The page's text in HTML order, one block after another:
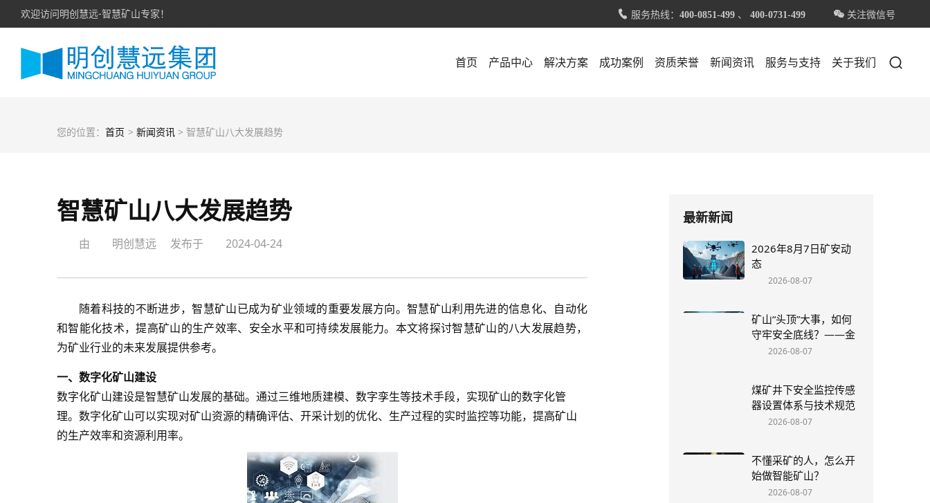
欢迎访问明创慧远-智慧矿山专家！  服务热线： 400-0851-499 、 400-0731-499  关注微信号
首页 产品中心 解决方案 成功案例 资质荣誉 新闻资讯 服务与支持 关于我们 
您的位置： 首页 > 新闻资讯 > 智慧矿山八大发展趋势
智慧矿山八大发展趋势
由 明创慧远 发布于 2024-04-24
随着科技的不断进步，智慧矿山已成为矿业领域的重要发展方向。智慧矿山利用先进的信息化、自动化
和智能化技术，提高矿山的生产效率、安全水平和可持续发展能力。本文将探讨智慧矿山的八大发展趋势，
为矿业行业的未来发展提供参考。
一、数字化矿山建设
数字化矿山建设是智慧矿山发展的基础。通过三维地质建模、数字孪生等技术手段，实现矿山的数字化管
理。数字化矿山可以实现对矿山资源的精确评估、开采计划的优化、生产过程的实时监控等功能，提高矿山
的生产效率和资源利用率。
最新新闻
2026年8月7日矿安动
态
2026-08-07
矿山“头顶”大事，如何
守牢安全底线？——金
属矿山顶板管理制度全
2026-08-07
煤矿井下安全监控传感
器设置体系与技术规范
深度研究
2026-08-07
不懂采矿的人，怎么开
始做智能矿山？
2026-08-07